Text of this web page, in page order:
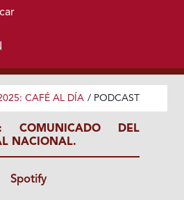
CAFÉ AL DÍA / PODCAST
DEL
NACIONAL.
Spotify